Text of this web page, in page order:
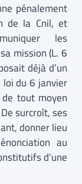
pénalement
de la Cnil, et
les
mission (L. 6
déjà d’un
loi du 6 janvier
tout moyen
surcroît, ses
donner lieu
au
d’une